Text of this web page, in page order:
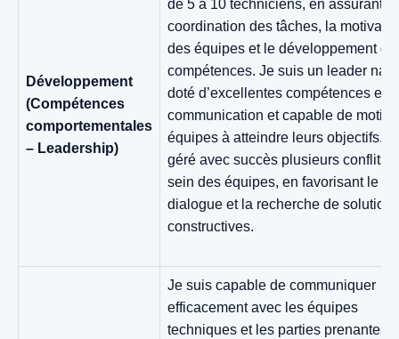
Développement
(Compétences
comportementales
– Leadership)
de 5 à 10 techniciens, en assurant la
coordination des tâches, la
des équipes et le développement
compétences. Je suis un leader
doté d’excellentes compétences en
communication et capable de
équipes à atteindre leurs objectifs.
géré avec succès plusieurs conflits
sein des équipes, en favorisant le
dialogue et la recherche de solutions
constructives.
Je suis capable de communiquer
efficacement avec les équipes
techniques et les parties prenantes